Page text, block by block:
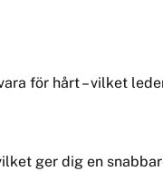
för hårt – vilket
ger dig en